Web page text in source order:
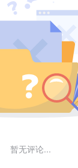
暂无评论...